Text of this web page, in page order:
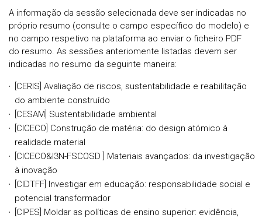
A informação da sessão selecionada deve ser indicadas no
próprio resumo (consulte o campo específico do modelo) e
no campo respetivo na plataforma ao enviar o ficheiro PDF
do resumo. As sessões anteriomente listadas devem ser
indicadas no resumo da seguinte maneira:
[CERIS] Avaliação de riscos, sustentabilidade e reabilitação
do ambiente construído
[CESAM] Sustentabilidade ambiental
[CICECO] Construção de matéria: do design atómico à
realidade material
[CICECO&I3N-FSCOSD ] Materiais avançados: da investigação
à inovação
[CIDTFF] Investigar em educação: responsabilidade social e
potencial transformador
[CIPES] Moldar as políticas de ensino superior: evidência,